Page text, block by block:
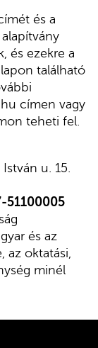
és a
és ezekre a
található
címen vagy
teheti fel.
u. 15.
51100005
és az
az oktatási,
minél